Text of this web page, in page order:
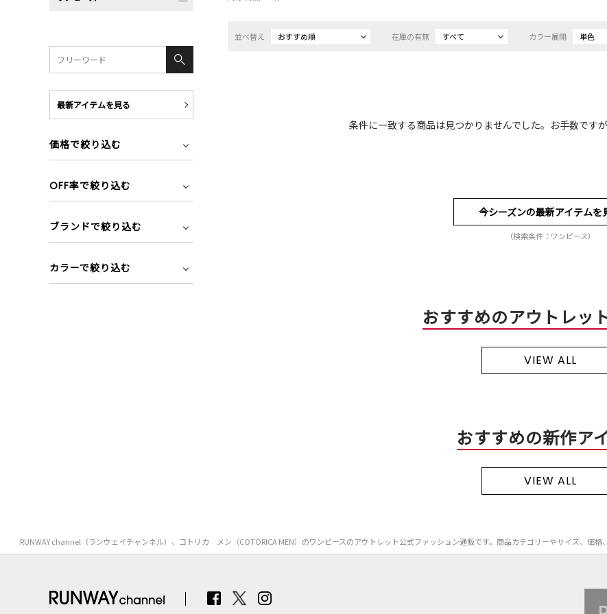
並べ替え おすすめ順 在庫の有無 すべて カラー展開 単色
条件に一致する商品は見つかりませんでした。お手数です
今シーズンの最新アイテムを
（検索条件：ワンピース）
おすすめのアウトレッ
VIEW ALL
おすすめの新作ア
VIEW ALL
最新アイテムを見る
価格で絞り込む
OFF率で絞り込む
ブランドで絞り込む
カラーで絞り込む
RUNWAY channel（ランウェイチャンネル）、コトリカ メン（COTORICA MEN）のワンピースのアウトレット公式ファッション通販です。商品カテゴリーやサイズ、価